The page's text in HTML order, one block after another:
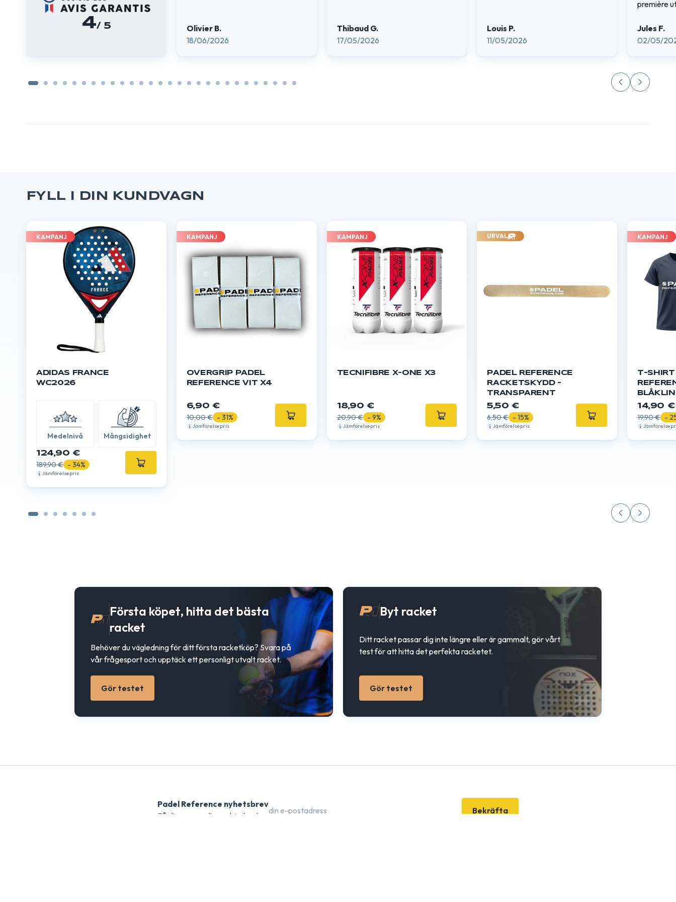
4/ 5
Olivier B.
18/06/2026
Thibaud G.
17/05/2026
Louis P.
11/05/2026
première
Jules F.
02/05/
FYLL I DIN KUNDVAGN
KAMPANJ
ADIDAS FRANCE
WC2026
Medelnivå Mångsidighet
124,90 €
189,90 € - 34%
Jämförelsepris
KAMPANJ
OVERGRIP PADEL
REFERENCE VIT X4
6,90 €
10,00 € - 31%
Jämförelsepris
KAMPANJ
TECNIFIBRE X-ONE X3
18,90 €
20,90 € - 9%
Jämförelsepris
URVAL
PADEL REFERENCE
RACKETSKYDD -
TRANSPARENT
5,50 €
6,50 € - 15%
Jämförelsepris
KAMPANJ
T-SHIRT
14,90 €
19,90 € -
Första köpet, hitta det bästa
racket
Behöver du vägledning för ditt första racketköp? Svara på
vår frågesport och upptäck ett personligt utvalt racket.
Gör testet
Byt racket
Ditt racket passar dig inte längre eller är gammalt, gör vårt
test för att hitta det perfekta racketet.
Gör testet
Padel Reference nyhetsbrev
Få dina personliga erbjudanden
Bekräfta